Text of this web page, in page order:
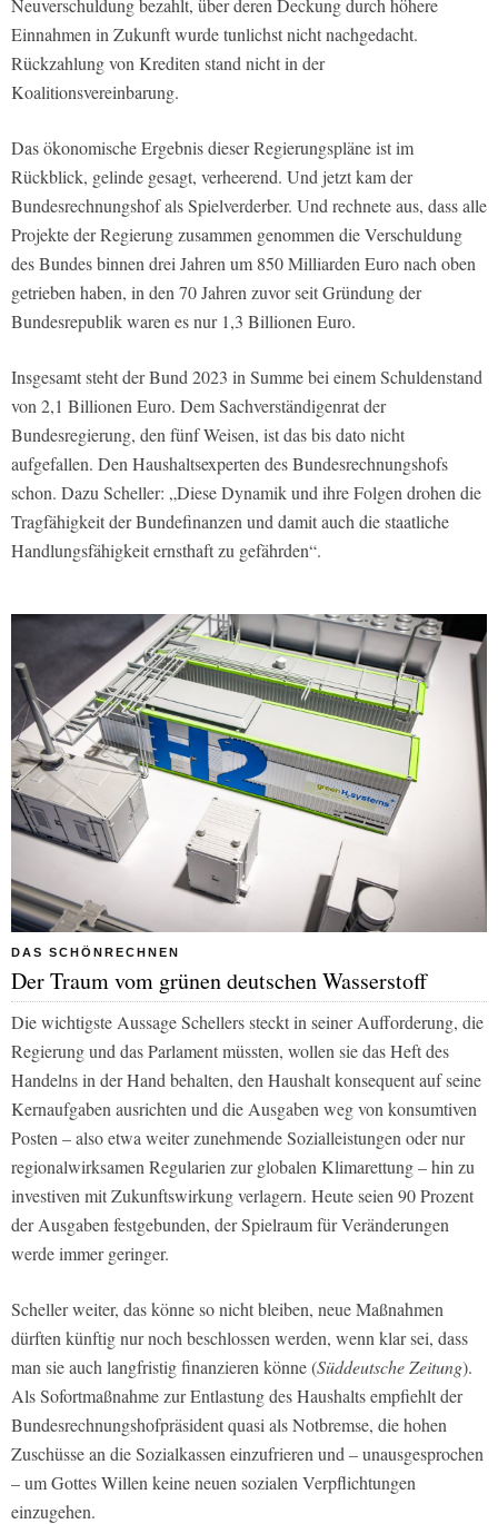
Neuverschuldung bezahlt, über deren Deckung durch höhere
Einnahmen in Zukunft wurde tunlichst nicht nachgedacht.
Rückzahlung von Krediten stand nicht in der
Koalitionsvereinbarung.
Das ökonomische Ergebnis dieser Regierungspläne ist im
Rückblick, gelinde gesagt, verheerend. Und jetzt kam der
Bundesrechnungshof als Spielverderber. Und rechnete aus, dass alle
Projekte der Regierung zusammen genommen die Verschuldung
des Bundes binnen drei Jahren um 850 Milliarden Euro nach oben
getrieben haben, in den 70 Jahren zuvor seit Gründung der
Bundesrepublik waren es nur 1,3 Billionen Euro.
Insgesamt steht der Bund 2023 in Summe bei einem Schuldenstand
von 2,1 Billionen Euro. Dem Sachverständigenrat der
Bundesregierung, den fünf Weisen, ist das bis dato nicht
aufgefallen. Den Haushaltsexperten des Bundesrechnungshofs
schon. Dazu Scheller: „Diese Dynamik und ihre Folgen drohen die
Tragfähigkeit der Bundefinanzen und damit auch die staatliche
Handlungsfähigkeit ernsthaft zu gefährden“.
DAS SCHÖNRECHNEN
Der Traum vom grünen deutschen Wasserstoff
Die wichtigste Aussage Schellers steckt in seiner Aufforderung, die
Regierung und das Parlament müssten, wollen sie das Heft des
Handelns in der Hand behalten, den Haushalt konsequent auf seine
Kernaufgaben ausrichten und die Ausgaben weg von konsumtiven
Posten – also etwa weiter zunehmende Sozialleistungen oder nur
regionalwirksamen Regularien zur globalen Klimarettung – hin zu
investiven mit Zukunftswirkung verlagern. Heute seien 90 Prozent
der Ausgaben festgebunden, der Spielraum für Veränderungen
werde immer geringer.
Scheller weiter, das könne so nicht bleiben, neue Maßnahmen
dürften künftig nur noch beschlossen werden, wenn klar sei, dass
man sie auch langfristig finanzieren könne (Süddeutsche Zeitung).
Als Sofortmaßnahme zur Entlastung des Haushalts empfiehlt der
Bundesrechnungshofpräsident quasi als Notbremse, die hohen
Zuschüsse an die Sozialkassen einzufrieren und – unausgesprochen
– um Gottes Willen keine neuen sozialen Verpflichtungen
einzugehen.